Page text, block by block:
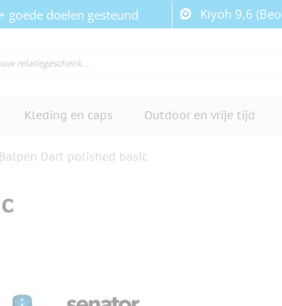
goede doelen gesteund Kiyoh 9,6
Kleding en caps Outdoor en vrije tijd
Balpen Dart polished basic